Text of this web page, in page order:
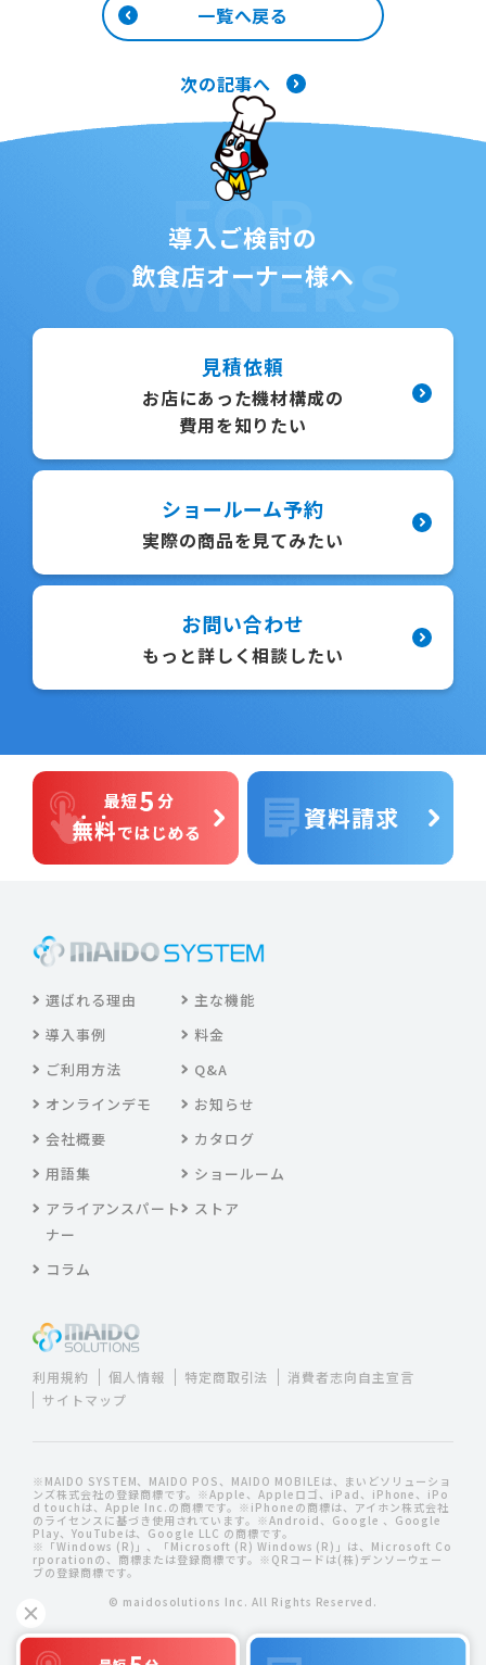
一覧へ戻る
次の記事へ
導入ご検討の
飲食店オーナー様へ
FOR
OWNERS
見積依頼
お店にあった機材構成の
費用を知りたい
ショールーム予約
実際の商品を見てみたい
お問い合わせ
もっと詳しく相談したい
選ばれる理由
主な機能
導入事例
料金
ご利用方法
Q&A
オンラインデモ
お知らせ
会社概要
カタログ
用語集
ショールーム
アライアンスパート
ナー
ストア
コラム
利用規約 個人情報 特定商取引法
消費者志向自主宣言
サイトマップ
※MAIDO SYSTEM、MAIDO POS、MAIDO MOBILEは、まいどソリューショ
ンズ株式会社の登録商標です。※Apple、Appleロゴ、iPad、iPhone、iPo
d touchは、Apple Inc.の商標です。※iPhoneの商標は、アイホン株式会社
のライセンスに基づき使用されています。※Android、Google 、Google
Play、YouTubeは、Google LLC の商標です。
※「Windows (R)」、「Microsoft (R) Windows (R)」は、Microsoft Co
rporationの、商標または登録商標です。※QRコードは(株)デンソーウェー
ブの登録商標です。
© maidosolutions Inc. All Rights Reserved.